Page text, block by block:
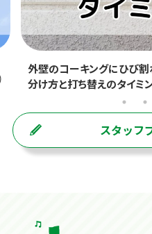
外壁のコーキングにひび
分け方と打ち替えのタイミ
スタッフ